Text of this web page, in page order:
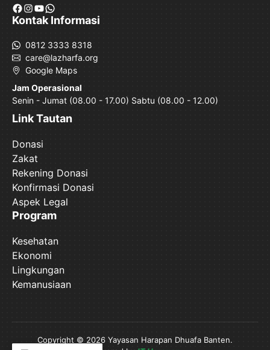
Facebook
Instagram
YouTube
WhatsApp
Kontak Informasi
0812 3333 8318
care@lazharfa.org
Google Maps
Jam Operasional
Senin - Jumat (08.00 - 17.00) Sabtu (08.00 - 12.00)
Link Tautan
Donasi
Zakat
Rekening Donasi
Konfirmasi Donasi
Aspek Legal
Program
Kesehatan
Ekonomi
Lingkungan
Kemanusiaan
Copyright © 2026 Yayasan Harapan Dhuafa Banten.